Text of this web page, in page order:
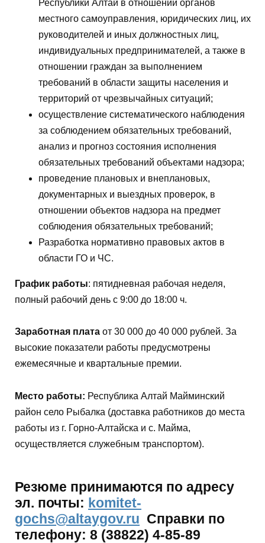
Республики Алтай в отношении органов
местного самоуправления, юридических лиц, их
руководителей и иных должностных лиц,
индивидуальных предпринимателей, а также в
отношении граждан за выполнением
требований в области защиты населения и
территорий от чрезвычайных ситуаций;
осуществление систематического наблюдения
за соблюдением обязательных требований,
анализ и прогноз состояния исполнения
обязательных требований объектами надзора;
проведение плановых и внеплановых,
документарных и выездных проверок, в
отношении объектов надзора на предмет
соблюдения обязательных требований;
Разработка нормативно правовых актов в
области ГО и ЧС.
График работы: пятидневная рабочая неделя,
полный рабочий день с 9:00 до 18:00 ч.
Заработная плата от 30​ 000 до 40 000 рублей. За
высокие показатели работы предусмотрены
ежемесячные и квартальные премии.
Место работы: Республика Алтай Майминский
район село Рыбалка (доставка работников до места
работы из г. Горно-Алтайска и с. Майма,
осуществляется служебным транспортом).
Резюме принимаются по адресу
эл. почты:​ komitet-
gochs@altaygov.ru Справки по
телефону: 8 (38822) 4-85-89